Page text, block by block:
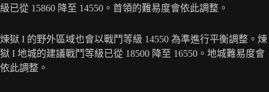
級已從 15860 降至 14550。首領的難易度會依此調整。
煉獄 I 的野外區域也會以戰鬥等級 14550 為準進行平衡調整。煉
獄 I 地城的建議戰鬥等級已從 18500 降至 16550。地城難易度會
依此調整。